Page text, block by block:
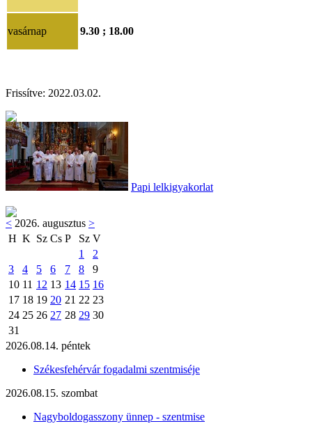
vasárnap 9.30 ; 18.00
Frissítve: 2022.03.02.
Papi lelkigyakorlat
< 2026. augusztus >
H K Sz Cs P Sz V
1
2
3
4 5 6 7 8
9
10 11 12 13 14 15 16
17 18 19 20 21 22 23
24 25 26 27 28 29 30
31
2026.08.14. péntek
Székesfehérvár fogadalmi szentmiséje
2026.08.15. szombat
Nagyboldogasszony ünnep - szentmise